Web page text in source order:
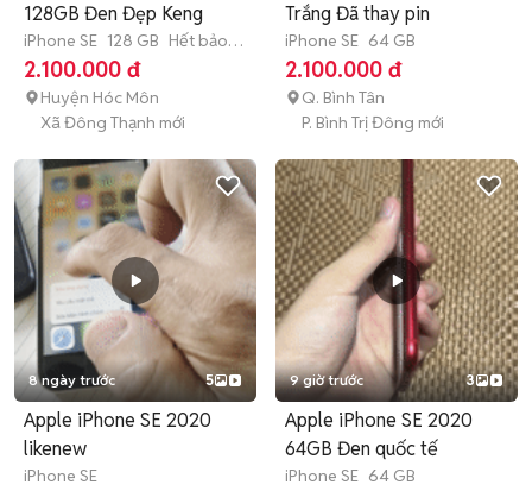
128GB Đen Đẹp Keng
iPhone SE 128 GB Hết bảo
hành
2.100.000 đ
Huyện Hóc Môn
Xã Đông Thạnh mới
Trắng Đã thay pin
iPhone SE 64 GB
2.100.000 đ
Q. Bình Tân
P. Bình Trị Đông mới
8 ngày trước 5
Apple iPhone SE 2020
likenew
iPhone SE
9 giờ trước 3
Apple iPhone SE 2020
64GB Đen quốc tế
iPhone SE 64 GB